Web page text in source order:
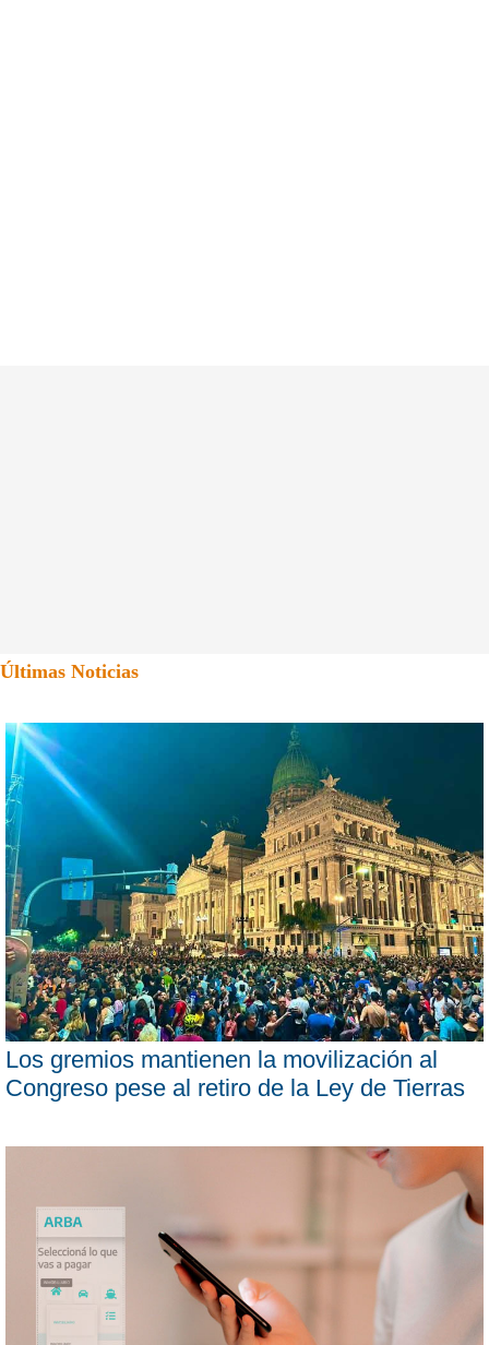
Últimas Noticias
Los gremios mantienen la movilización al
Congreso pese al retiro de la Ley de Tierras